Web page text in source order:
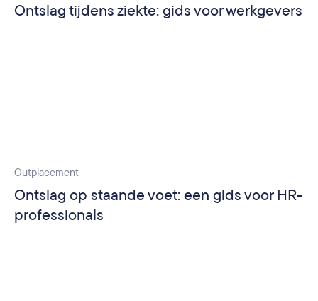
Ontslag tijdens ziekte: gids voor werkgevers
Outplacement
Ontslag op staande voet: een gids voor HR-
professionals